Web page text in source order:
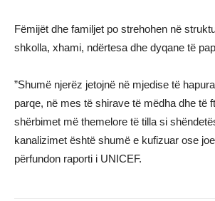
Fëmijët dhe familjet po strehohen në
shkolla, xhami, ndërtesa dhe dyqane të
”Shumë njerëz jetojnë në mjedise të
parqe, në mes të shirave të mëdha dhe të
shërbimet më themelore të tilla si
kanalizimet është shumë e kufizuar ose
përfundon raporti i UNICEF.